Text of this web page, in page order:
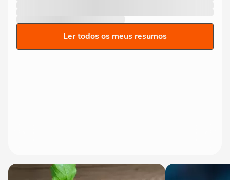
Ler todos os meus resumos